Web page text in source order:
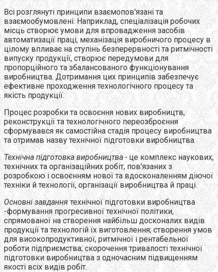
Всі розглянуті принципи взаємопов'язані та
взаємообумовлені. Наприклад, спеціалізація робочих
місць створює умови для впровадження засобів
автоматизації праці, механізація виробничого процесу в
цілому впливає на ступінь безперервності та ритмічності
випуску продукції, створює передумови для
пропорційного та збалансованого функціонування
виробництва. Дотримання цих принципів забезпечує
ефективне проходження технологічного процесу та
якість продукції.
Процес розробки та освоєння нових виробництв,
реконструкції та технологічного переозброєння
сформувався як самостійна стадія процесу виробництва
та отримав назву технічної підготовки виробництва.
Технічна підготовка виробництва - це комплекс наукових,
технічних та організаційних робіт, пов'язаних з
розробкою і освоєнням нової та вдосконаленням діючої
техніки й технології, організації виробництва й праці.
Основні завданнятехнічної підготовки виробництва
-формування прогресивної технічної політики,
спрямованої на створення найбільш досконалих видів
продукції та технологій їх виготовлення; створення умов
для високопродуктивної, ритмічної і рентабельної
роботи підприємства; скорочення тривалості технічної
підготовки виробництва з одночасним підвищенням
якості всіх видів робіт.